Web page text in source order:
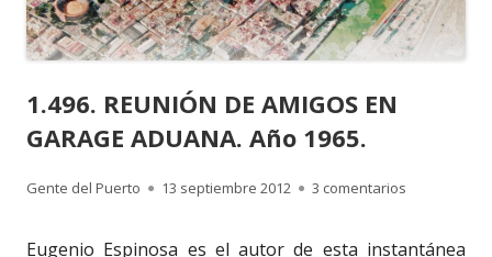
1.496. REUNIÓN DE AMIGOS EN
GARAGE ADUANA. Año 1965.
Autor
Gente del Puerto
Publicado
13 septiembre 2012 3 comentarios
Eugenio Espinosa es el autor de esta instantánea